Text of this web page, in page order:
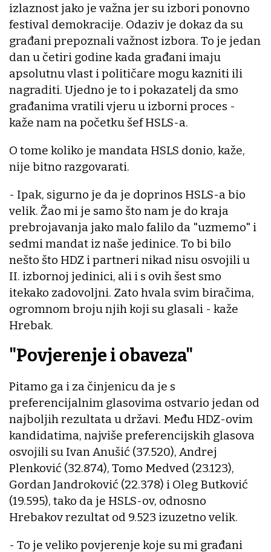
izlaznost jako je važna jer su izbori ponovno
festival demokracije. Odaziv je dokaz da su
građani prepoznali važnost izbora. To je jedan
dan u četiri godine kada građani imaju
apsolutnu vlast i političare mogu kazniti ili
nagraditi. Ujedno je to i pokazatelj da smo
građanima vratili vjeru u izborni proces -
kaže nam na početku šef HSLS-a.
O tome koliko je mandata HSLS donio, kaže,
nije bitno razgovarati.
- Ipak, sigurno je da je doprinos HSLS-a bio
velik. Žao mi je samo što nam je do kraja
prebrojavanja jako malo falilo da "uzmemo" i
sedmi mandat iz naše jedinice. To bi bilo
nešto što HDZ i partneri nikad nisu osvojili u
II. izbornoj jedinici, ali i s ovih šest smo
itekako zadovoljni. Zato hvala svim biračima,
ogromnom broju njih koji su glasali - kaže
Hrebak.
"Povjerenje i obaveza"
Pitamo ga i za činjenicu da je s
preferencijalnim glasovima ostvario jedan od
najboljih rezultata u državi. Među HDZ-ovim
kandidatima, najviše preferencijskih glasova
osvojili su Ivan Anušić (37.520), Andrej
Plenković (32.874), Tomo Medved (23.123),
Gordan Jandroković (22.378) i Oleg Butković
(19.595), tako da je HSLS-ov, odnosno
Hrebakov rezultat od 9.523 izuzetno velik.
- To je veliko povjerenje koje su mi građani